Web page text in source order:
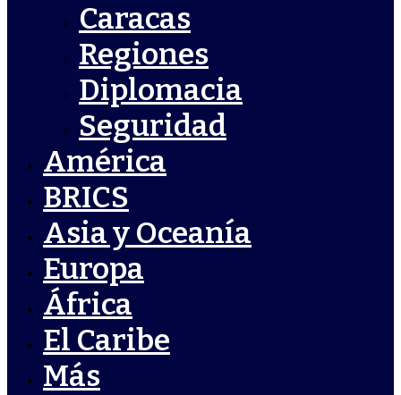
Caracas
Regiones
Diplomacia
Seguridad
América
BRICS
Asia y Oceanía
Europa
África
El Caribe
Más